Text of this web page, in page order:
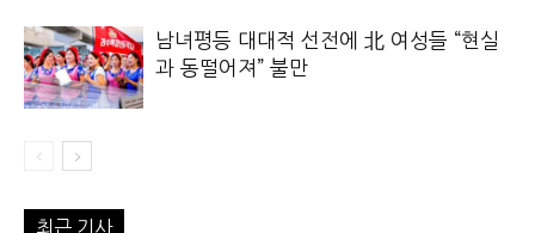
남녀평등 대대적 선전에 北 여성들 “현실
과 동떨어져” 불만
최근 기사